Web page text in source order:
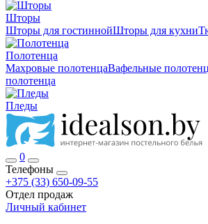
Шторы
Шторы для гостиннойШторы для кухни
Полотенца
Махровые полотенцаВафельные
полотенца
Пледы
0
Телефоны
+375 (33) 650-09-55
Отдел продаж
Личный кабинет